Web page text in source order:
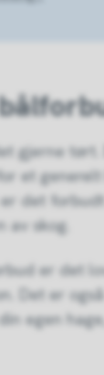
gjerne
et
er det
skog.
er det
Det er
egen